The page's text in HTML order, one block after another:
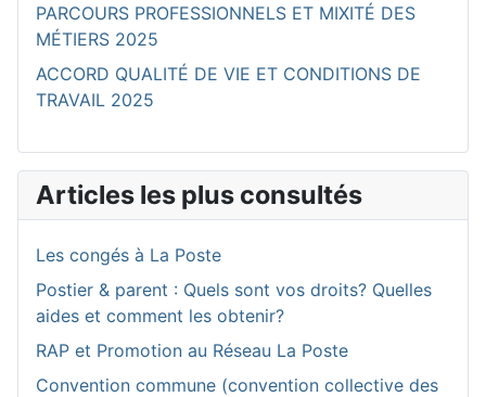
PARCOURS PROFESSIONNELS ET MIXITÉ DES
MÉTIERS 2025
ACCORD QUALITÉ DE VIE ET CONDITIONS DE
TRAVAIL 2025
Articles les plus consultés
Les congés à La Poste
Postier & parent : Quels sont vos droits? Quelles
aides et comment les obtenir?
RAP et Promotion au Réseau La Poste
Convention commune (convention collective des